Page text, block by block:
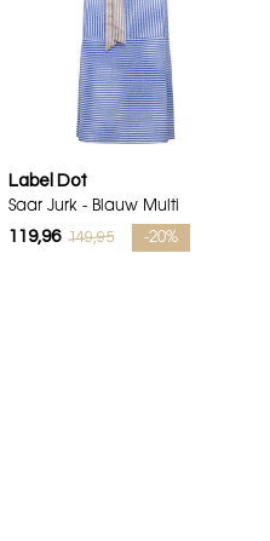
Label Dot
Saar Jurk - Blauw Multi
119,96 149,95 -20%